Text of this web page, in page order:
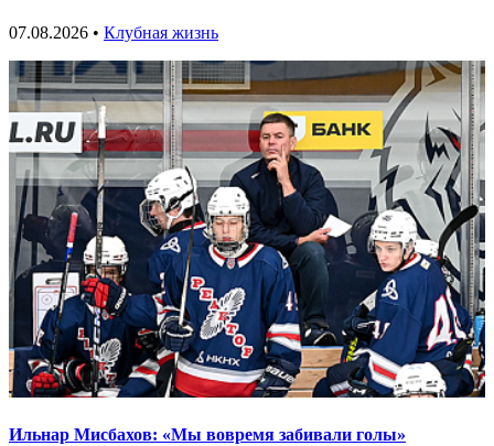
07.08.2026 • Клубная жизнь
Ильнар Мисбахов: «Мы вовремя забивали голы»